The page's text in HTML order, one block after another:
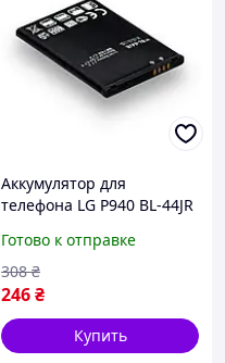
Аккумулятор для
телефона LG P940 BL-44JR
батарея Li-pol 1700 мАч
AA PREMIUM impulse
Готово к отправке
246₴
308 ₴
Купить